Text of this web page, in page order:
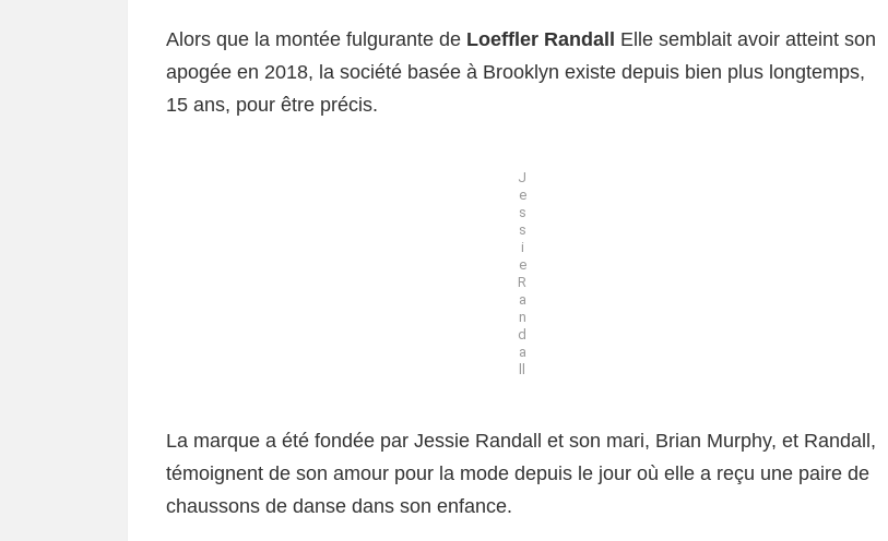
Alors que la montée fulgurante de Loeffler Randall Elle semblait avoir atteint son
apogée en 2018, la société basée à Brooklyn existe depuis bien plus longtemps,
15 ans, pour être précis.
J
e
s
s
i
e
R
a
n
d
a
La marque a été fondée par Jessie Randall et son mari, Brian Murphy, et Randall,
témoignent de son amour pour la mode depuis le jour où elle a reçu une paire de
chaussons de danse dans son enfance.